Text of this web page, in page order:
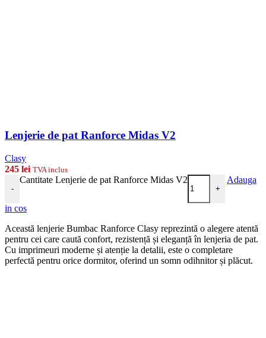
Lenjerie de pat Ranforce Midas V2
Clasy
245 lei TVA inclus
-
Cantitate Lenjerie de pat Ranforce Midas V2
+
Adauga
in cos
Această lenjerie Bumbac Ranforce Clasy reprezintă o alegere atentă
pentru cei care caută confort, rezistență și eleganță în lenjeria de pat.
Cu imprimeuri moderne și atenție la detalii, este o completare
perfectă pentru orice dormitor, oferind un somn odihnitor și plăcut.